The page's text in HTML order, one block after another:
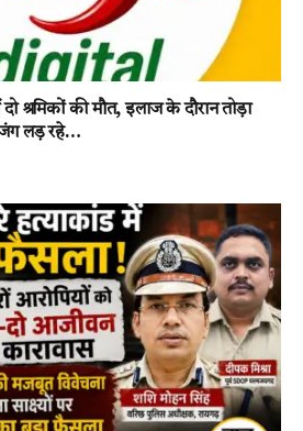
श्रमिकों की मौत, इलाज के दौरान तोड़ा
जंग लड़ रहे…